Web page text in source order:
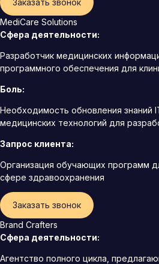
Заказать звонок
MediCare Solutions
Сфера деятельности:
Разработчик медицинских
программного обеспечения для
Боль:
Необходимость обновления знаний
медицинских технологий для
Запрос клиента:
Организация обучающих программ
сфере здравоохранения
Заказать звонок
Brand Crafters
Сфера деятельности:
Агентство полного цикла,